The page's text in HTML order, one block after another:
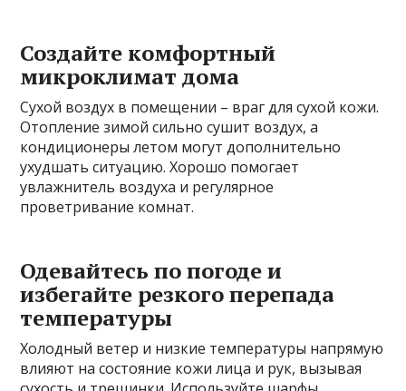
Создайте комфортный
микроклимат дома
Сухой воздух в помещении – враг для сухой кожи.
Отопление зимой сильно сушит воздух, а
кондиционеры летом могут дополнительно
ухудшать ситуацию. Хорошо помогает
увлажнитель воздуха и регулярное
проветривание комнат.
Одевайтесь по погоде и
избегайте резкого перепада
температуры
Холодный ветер и низкие температуры напрямую
влияют на состояние кожи лица и рук, вызывая